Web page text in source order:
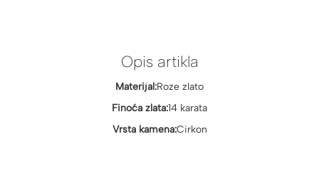
Opis artikla
Materijal:Roze zlato
Finoća zlata:14 karata
Vrsta kamena:Cirkon